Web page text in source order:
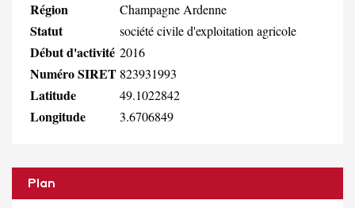
Région Champagne Ardenne
Statut société civile d'exploitation agricole
Début d'activité 2016
Numéro SIRET 823931993
Latitude 49.1022842
Longitude 3.6706849
Plan